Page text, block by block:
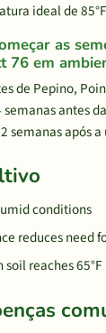
ideal de
as
76 em
de Pepino,
antes
semanas após
conditions
reduces need
reaches 65°F